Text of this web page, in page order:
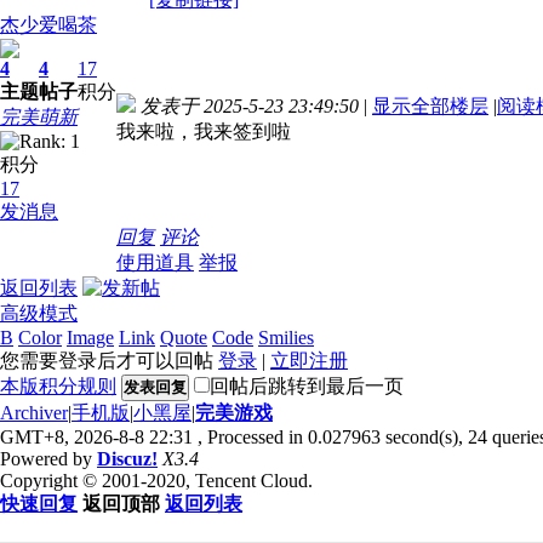
杰少爱喝茶
4
主题
4
帖子
17
积分
完美萌新
积分
17
发消息
发表于 2025-5-23 23:49:50 | 显示全部楼层 |阅读
我来啦，我来签到啦
回复 评论
使用道具 举报
返回列表
高级模式
B Color Image Link Quote Code Smilies
您需要登录后才可以回帖 登录 | 立即注册
本版积分规则
发表回复
回帖后跳转到最后一页
Archiver|手机版|小黑屋|完美游戏
GMT+8, 2026-8-8 22:31 , Processed in 0.027963 second(s), 24
Powered by Discuz! X3.4
Copyright © 2001-2020, Tencent Cloud.
快速回复 返回顶部 返回列表